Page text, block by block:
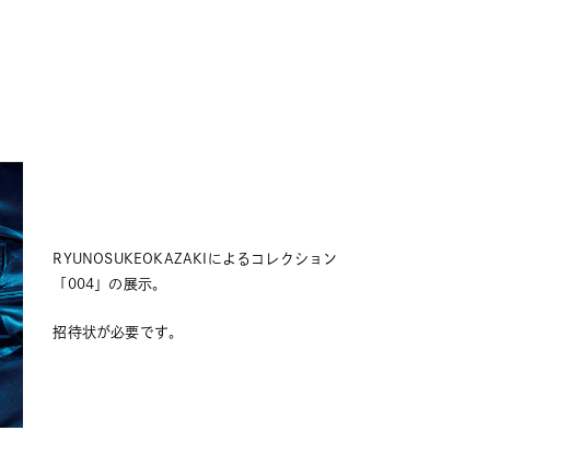
RYUNOSUKEOKAZAKIによるコレクション
「004」の展示。
招待状が必要です。